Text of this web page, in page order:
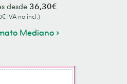
desde 36,30€
IVA no incl.)
Mediano